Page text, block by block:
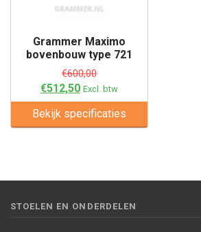
Grammer Maximo
bovenbouw type 721
€600,00
€512,50 Excl. btw
Bekijk specificaties
STOELEN EN ONDERDELEN